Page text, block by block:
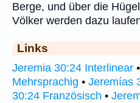
Berge, und über die
Völker werden dazu
Links
Jeremia 30:24 Interlinear •
Mehrsprachig • Jeremías
30:24 Französisch •